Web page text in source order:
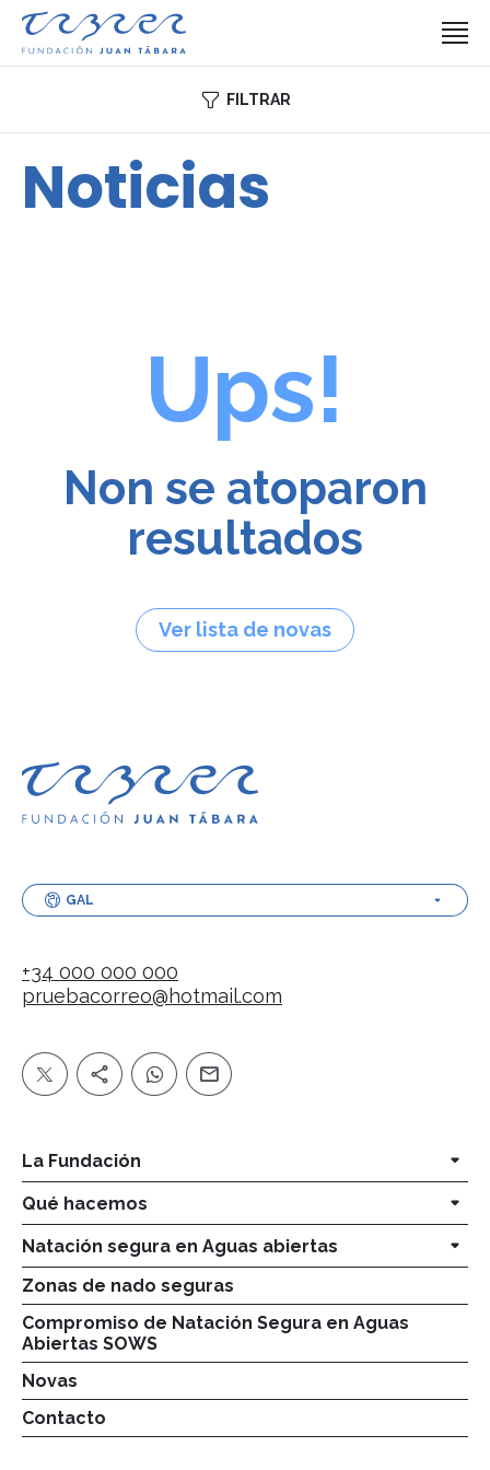
FILTRAR
Noticias
Ups!
Non se atoparon
resultados
Ver lista de novas
GAL
+34 000 000 000
pruebacorreo@hotmail.com
La Fundación
Qué hacemos
Natación segura en Aguas abiertas
Zonas de nado seguras
Compromiso de Natación Segura en Aguas
Abiertas SOWS
Novas
Contacto